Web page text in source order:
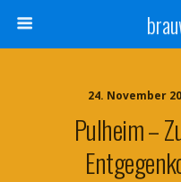
24. November
Pulheim –